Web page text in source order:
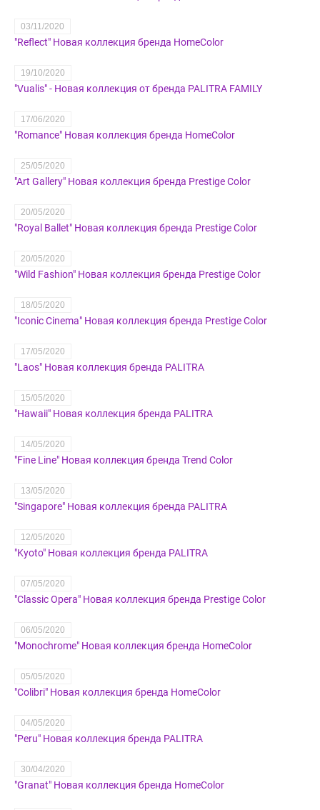
03/11/2020
"Reflect" Новая коллекция бренда HomeColor
19/10/2020
"Vualis" - Новая коллекция от бренда PALITRA FAMILY
17/06/2020
"Romance" Новая коллекция бренда HomeColor
25/05/2020
"Art Gallery" Новая коллекция бренда Prestige Color
20/05/2020
"Royal Ballet" Новая коллекция бренда Prestige Color
20/05/2020
"Wild Fashion" Новая коллекция бренда Prestige Color
18/05/2020
"Iconic Cinema" Новая коллекция бренда Prestige Color
17/05/2020
"Laos" Новая коллекция бренда PALITRA
15/05/2020
"Hawaii" Новая коллекция бренда PALITRA
14/05/2020
"Fine Line" Новая коллекция бренда Trend Color
13/05/2020
"Singapore" Новая коллекция бренда PALITRA
12/05/2020
"Kyoto" Новая коллекция бренда PALITRA
07/05/2020
"Classic Opera" Новая коллекция бренда Prestige Color
06/05/2020
"Monochrome" Новая коллекция бренда HomeColor
05/05/2020
"Colibri" Новая коллекция бренда HomeColor
04/05/2020
"Peru" Новая коллекция бренда PALITRA
30/04/2020
"Granat" Новая коллекция бренда HomeColor